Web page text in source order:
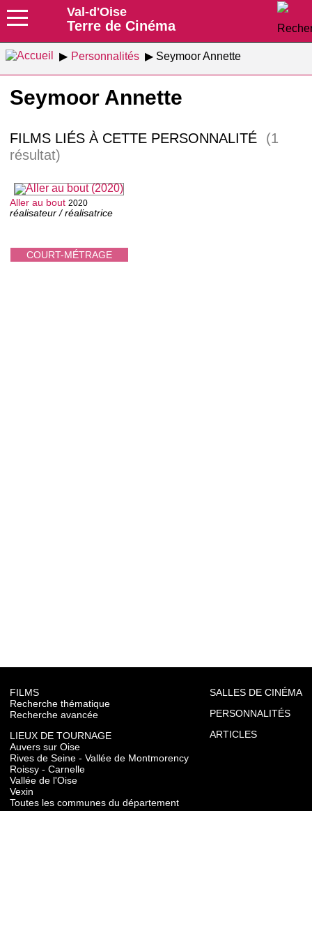
Val-d'Oise
Terre de Cinéma
Personnalités Seymoor Annette
Seymoor Annette
FILMS LIÉS À CETTE PERSONNALITÉ
(1
résultat)
COURT-MÉTRAGE
Aller au bout 2020
réalisateur / réalisatrice
FILMS
Recherche thématique
Recherche avancée
LIEUX DE TOURNAGE
Auvers sur Oise
Rives de Seine - Vallée de Montmorency
Roissy - Carnelle
Vallée de l'Oise
Vexin
Toutes les communes du département
SALLES DE CINÉMA
PERSONNALITÉS
ARTICLES